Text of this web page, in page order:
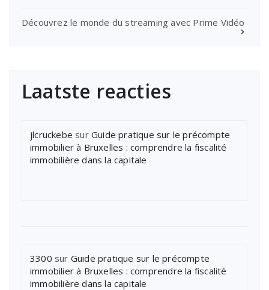
Découvrez le monde du streaming avec Prime Vidéo
Laatste reacties
jlcruckebe sur Guide pratique sur le précompte
immobilier à Bruxelles : comprendre la fiscalité
immobilière dans la capitale
3300 sur Guide pratique sur le précompte
immobilier à Bruxelles : comprendre la fiscalité
immobilière dans la capitale